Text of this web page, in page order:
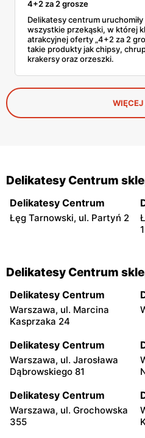
4+2 za 2 grosze
Delikatesy centrum
wszystkie przekąski, w której
atrakcyjnej oferty „4+2 za 2
takie produkty jak chipsy,
krakersy oraz orzeszki.
WIĘCEJ
Delikatesy Centrum
Delikatesy Centrum
Łęg Tarnowski, ul. Partyń 2
Delikatesy Centrum
Delikatesy Centrum
Warszawa, ul. Marcina
Kasprzaka 24
Delikatesy Centrum
Warszawa, ul. Jarosława
Dąbrowskiego 81
Delikatesy Centrum
Warszawa, ul. Grochowska
355